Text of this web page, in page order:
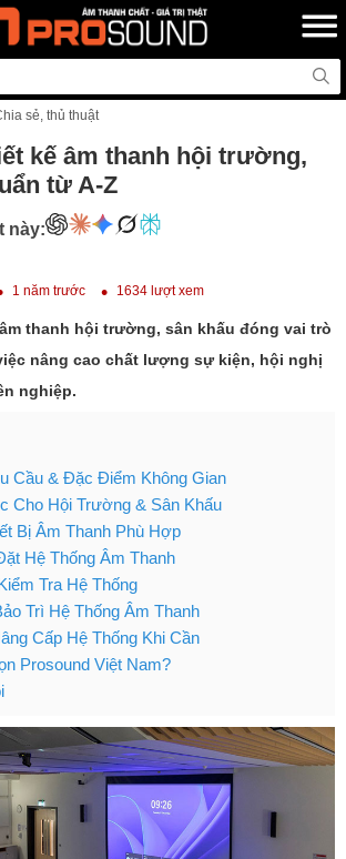
sẻ, thủ thuật
kế âm thanh hội trường,
từ A-Z
này:
1 năm trước 1634 lượt xem
thanh hội trường, sân khấu đóng vai trò
nâng cao chất lượng sự kiện, hội nghị
nghiệp.
Cầu & Đặc Điểm Không Gian
Cho Hội Trường & Sân Khấu
Bị Âm Thanh Phù Hợp
Hệ Thống Âm Thanh
Tra Hệ Thống
Trì Hệ Thống Âm Thanh
Cấp Hệ Thống Khi Cần
Prosound Việt Nam?